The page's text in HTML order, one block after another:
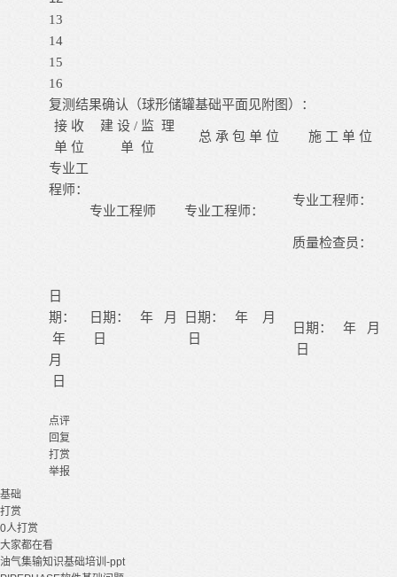
13
14
15
16
复测结果确认（球形储罐基础平面见附图）：
接 收
单 位
建 设 / 监 理
单 位
总 承 包 单 位 施 工 单 位
专业工
程师：
日
期：
年
月
日
专业工程师
日期： 年 月
日
专业工程师：
日期： 年 月
日
专业工程师：
质量检查员：
日期： 年 月
日
点评
回复
打赏
举报
基础
打赏
0人打赏
大家都在看
油气集输知识基础培训-ppt